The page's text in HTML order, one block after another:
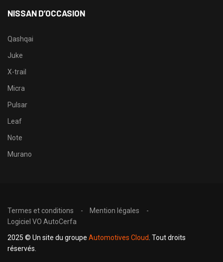
NISSAN D’OCCASION
Qashqai
Juke
X-trail
Micra
Pulsar
Leaf
Note
Murano
Termes et conditions
Mention légales
Logiciel VO AutoCerfa
2025 © Un site du groupe Automotives Cloud . Tout droits
réservés.